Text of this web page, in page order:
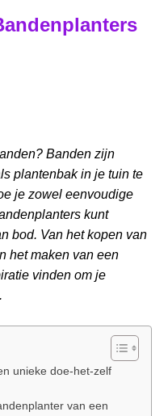
Banden zijn
plantenbak in je tuin te
je zowel eenvoudige
kunt
bod. Van het kopen van
het maken van een
vinden om je
unieke doe-het-zelf
van een